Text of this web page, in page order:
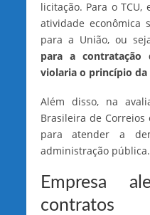
licitação. Para o
atividade econômica
para a União, ou
para a contratação
violaria o princípio da
Além disso, na
Brasileira de
para atender a
administração pública.
Empresa
contratos